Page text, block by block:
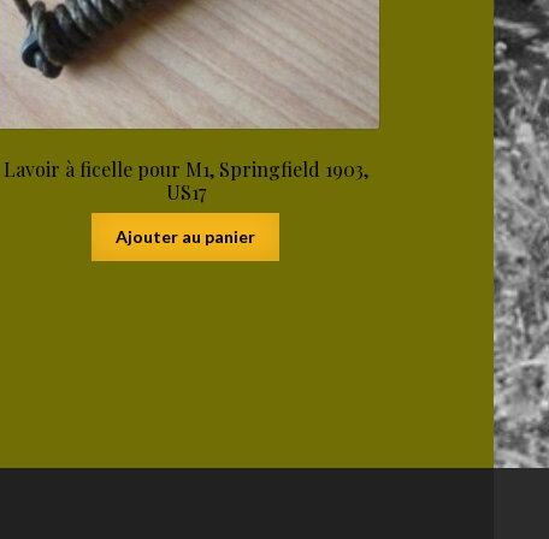
Lavoir à ficelle pour M1, Springfield 1903,
US17
Ajouter au panier